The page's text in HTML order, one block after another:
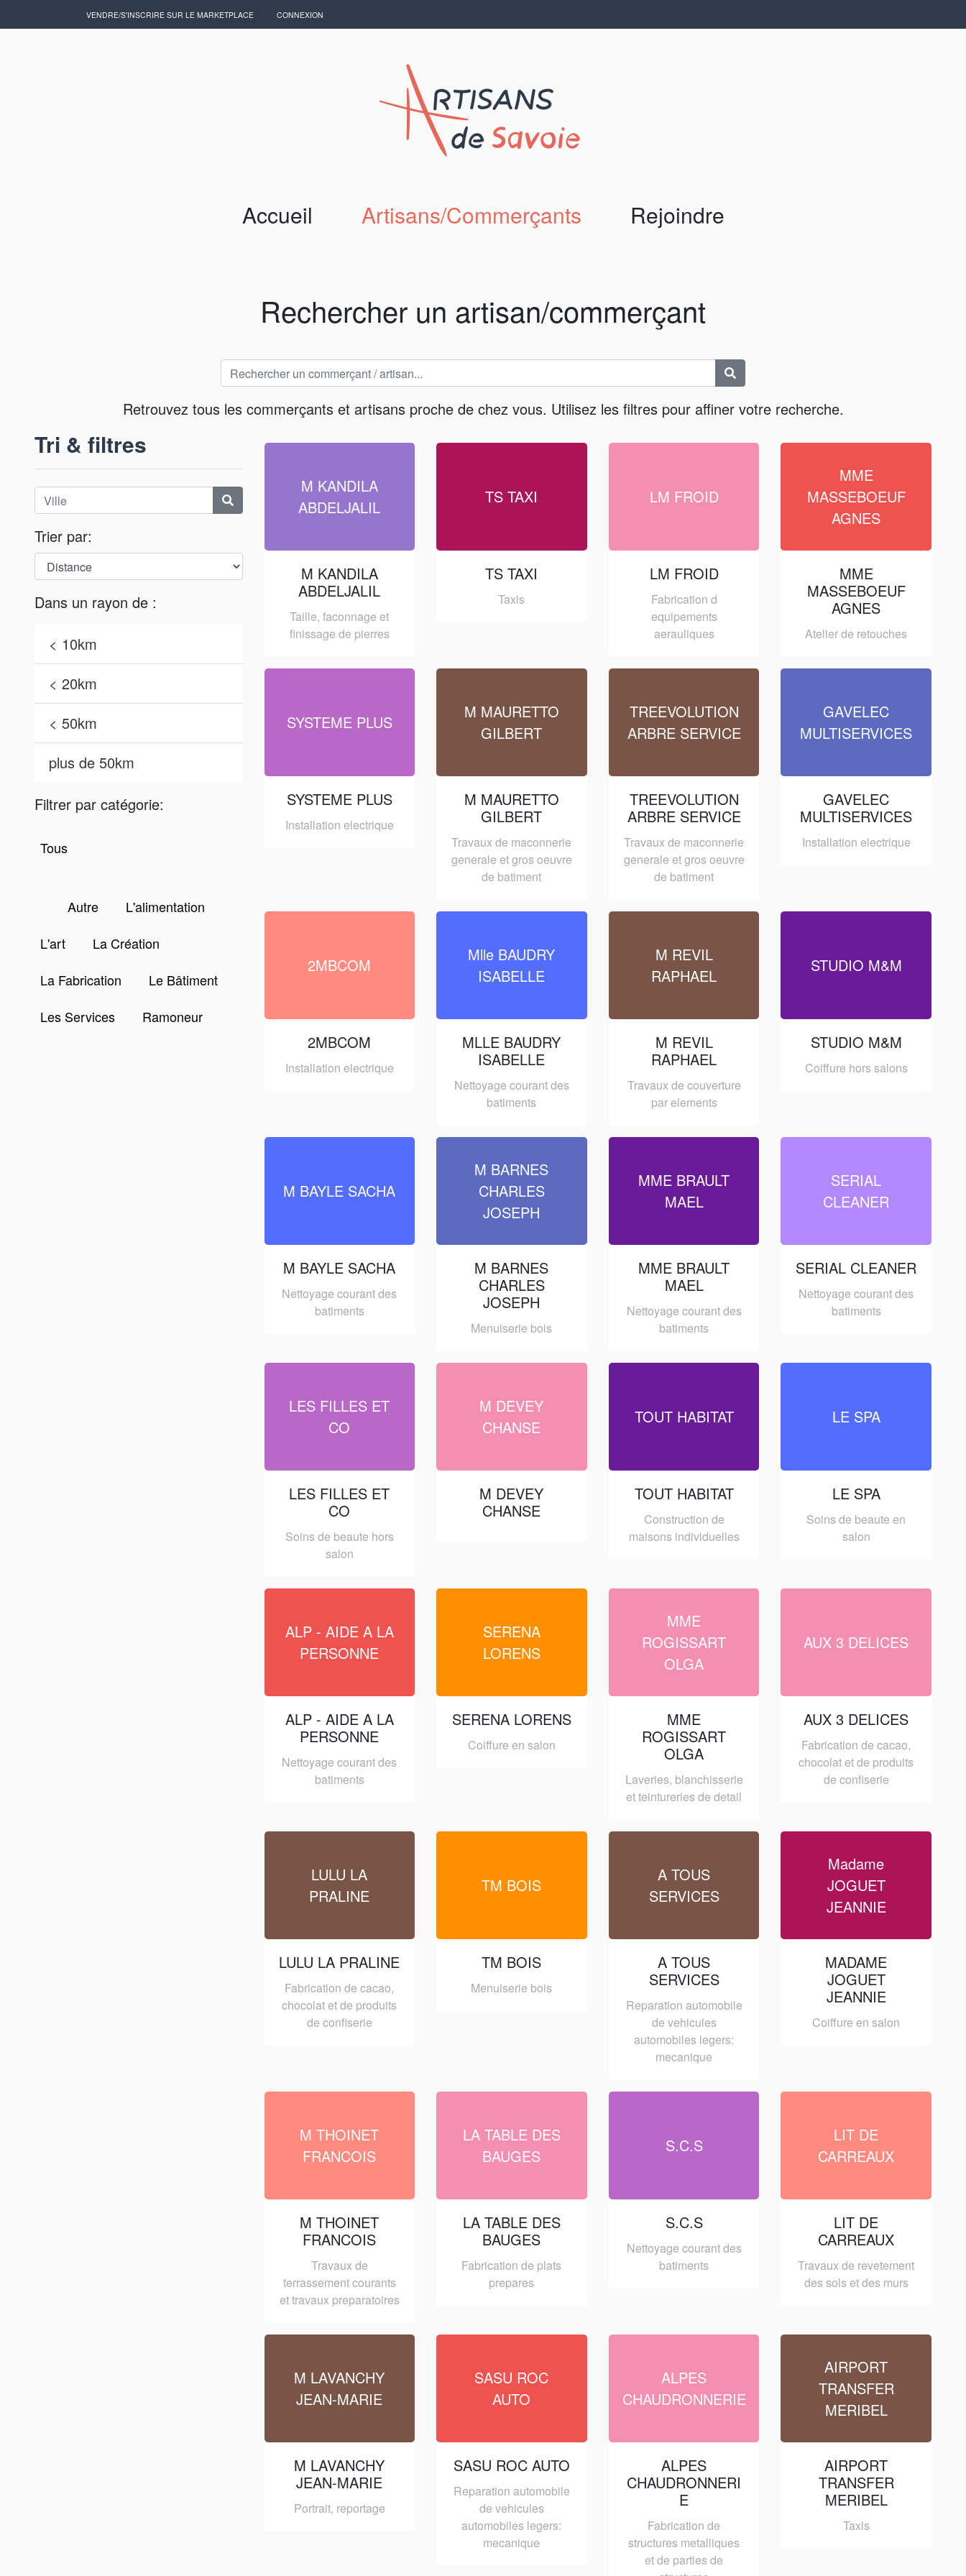
VENDRE/S'INSCRIRE SUR LE MARKETPLACE CONNEXION
Accueil Artisans/Commerçants Rejoindre
Rechercher un artisan/commerçant
Retrouvez tous les commerçants et artisans proche de chez vous. Utilisez les filtres pour affiner votre recherche.
Tri & filtres
Trier par:
Dans un rayon de :
< 10km
< 20km
< 50km
plus de 50km
Filtrer par catégorie:
Tous
Autre
L'alimentation
L'art
La Création
La Fabrication
Le Bâtiment
Les Services
Ramoneur
M KANDILA
ABDELJALIL
M KANDILA
ABDELJALIL
Taille, faconnage et
finissage de pierres
TS TAXI
TS TAXI
Taxis
LM FROID
LM FROID
Fabrication d
equipements
aerauliques
MME
MASSEBOEUF
AGNES
MME
MASSEBOEUF
AGNES
Atelier de retouches
SYSTEME PLUS
SYSTEME PLUS
Installation electrique
M MAURETTO
GILBERT
M MAURETTO
GILBERT
Travaux de maconnerie
generale et gros oeuvre
de batiment
TREEVOLUTION
ARBRE SERVICE
TREEVOLUTION
ARBRE SERVICE
Travaux de maconnerie
generale et gros oeuvre
de batiment
GAVELEC
MULTISERVICES
GAVELEC
MULTISERVICES
Installation electrique
2MBCOM
2MBCOM
Installation electrique
Mlle BAUDRY
ISABELLE
MLLE BAUDRY
ISABELLE
Nettoyage courant des
batiments
M REVIL
RAPHAEL
M REVIL
RAPHAEL
Travaux de couverture
par elements
STUDIO M&M
STUDIO M&M
Coiffure hors salons
M BAYLE SACHA
M BAYLE SACHA
Nettoyage courant des
batiments
M BARNES
CHARLES
JOSEPH
M BARNES
CHARLES
JOSEPH
Menuiserie bois
MME BRAULT
MAEL
MME BRAULT
MAEL
Nettoyage courant des
batiments
SERIAL
CLEANER
SERIAL CLEANER
Nettoyage courant des
batiments
LES FILLES ET
CO
LES FILLES ET
CO
Soins de beaute hors
salon
M DEVEY
CHANSE
M DEVEY
CHANSE
TOUT HABITAT
TOUT HABITAT
Construction de
maisons individuelles
LE SPA
LE SPA
Soins de beaute en
salon
ALP - AIDE A LA
PERSONNE
ALP - AIDE A LA
PERSONNE
Nettoyage courant des
batiments
SERENA
LORENS
SERENA LORENS
Coiffure en salon
MME
ROGISSART
OLGA
MME
ROGISSART
OLGA
Laveries, blanchisserie
et teintureries de detail
AUX 3 DELICES
AUX 3 DELICES
Fabrication de cacao,
chocolat et de produits
de confiserie
LULU LA
PRALINE
LULU LA PRALINE
Fabrication de cacao,
chocolat et de produits
de confiserie
TM BOIS
TM BOIS
Menuiserie bois
A TOUS
SERVICES
A TOUS
SERVICES
Reparation automobile
de vehicules
automobiles legers:
mecanique
Madame
JOGUET
JEANNIE
MADAME
JOGUET
JEANNIE
Coiffure en salon
M THOINET
FRANCOIS
M THOINET
FRANCOIS
Travaux de
terrassement courants
et travaux preparatoires
LA TABLE DES
BAUGES
LA TABLE DES
BAUGES
Fabrication de plats
prepares
S.C.S
S.C.S
Nettoyage courant des
batiments
LIT DE
CARREAUX
LIT DE
CARREAUX
Travaux de revetement
des sols et des murs
M LAVANCHY
JEAN-MARIE
M LAVANCHY
JEAN-MARIE
Portrait, reportage
SASU ROC
AUTO
SASU ROC AUTO
Reparation automobile
de vehicules
automobiles legers:
mecanique
ALPES
CHAUDRONNERIE
ALPES
CHAUDRONNERI
E
Fabrication de
structures metalliques
et de parties de
AIRPORT
TRANSFER
MERIBEL
AIRPORT
TRANSFER
MERIBEL
Taxis